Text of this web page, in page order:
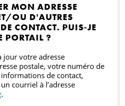
MON ADRESSE
OU D'AUTRES
CONTACT. PUIS-JE
PORTAIL ?
jour votre adresse
postale, votre numéro de
de contact,
courriel à l’adresse
.